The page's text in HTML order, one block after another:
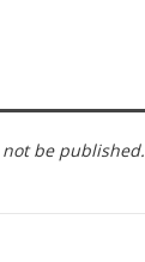
be published.